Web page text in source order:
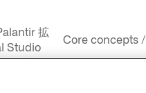
拡
Studio
Core concepts /